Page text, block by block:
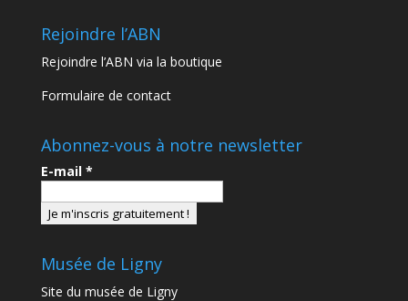
Rejoindre l’ABN
Rejoindre l’ABN via la boutique
Formulaire de contact
Abonnez-vous à notre newsletter
E-mail *
Musée de Ligny
Site du musée de Ligny